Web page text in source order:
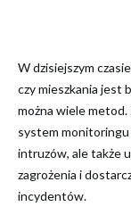
W dzisiejszym
czy mieszkania jest
można wiele
system
intruzów, ale także
zagrożenia i
incydentów.